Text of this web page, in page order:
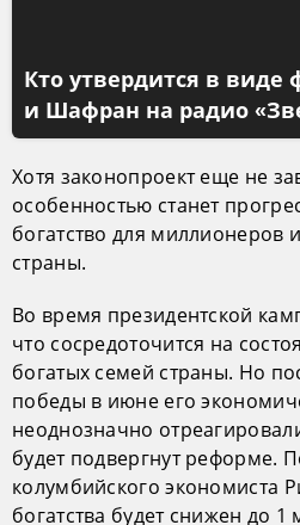
Кто утвердится в виде
и Шафран на радио
Хотя законопроект еще не
особенностью станет
богатство для миллионеров
страны.
Во время президентской
что сосредоточится на
богатых семей страны. Но
победы в июне его
неоднозначно
будет подвергнут реформе.
колумбийского экономиста
богатства будет снижен до